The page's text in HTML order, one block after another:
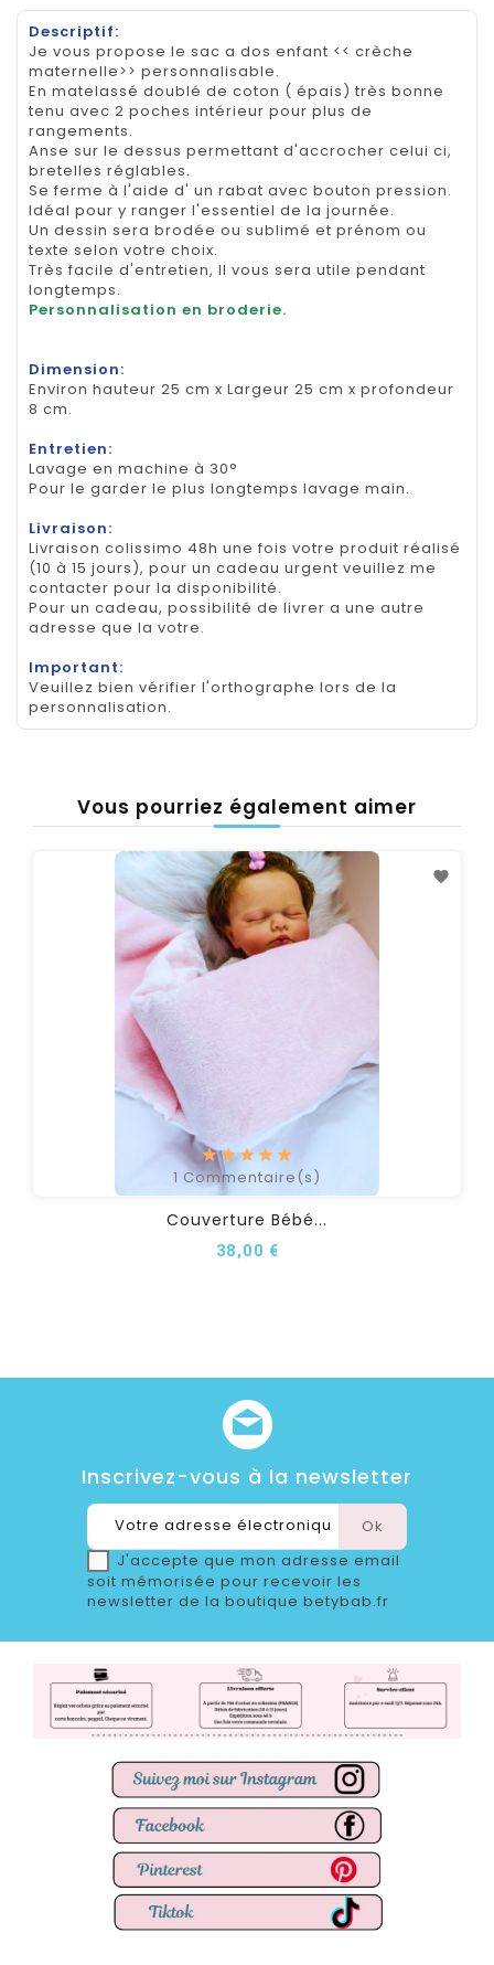
Descriptif:
Je vous propose le sac a dos enfant << crèche
maternelle>> personnalisable.
En matelassé doublé de coton ( épais) très bonne
tenu avec 2 poches intérieur pour plus de
rangements.
Anse sur le dessus permettant d'accrocher celui ci,
bretelles réglables.
Se ferme à l'aide d' un rabat avec bouton pression.
Idéal pour y ranger l'essentiel de la journée.
Un dessin sera brodée ou sublimé et prénom ou
texte selon votre choix.
Très facile d'entretien, Il vous sera utile pendant
longtemps.
Personnalisation en broderie.
Dimension:
Environ hauteur 25 cm x Largeur 25 cm x profondeur
8 cm.
Entretien:
Lavage en machine à 30°
Pour le garder le plus longtemps lavage main.
Livraison:
Livraison colissimo 48h une fois votre produit réalisé
(10 à 15 jours), pour un cadeau urgent veuillez me
contacter pour la disponibilité.
Pour un cadeau, possibilité de livrer a une autre
adresse que la votre.
Important:
Veuillez bien vérifier l'orthographe lors de la
personnalisation.
Vous pourriez également aimer
1 Commentaire(s)
Couverture Bébé...
38,00 €
Inscrivez-vous à la newsletter
J'accepte que mon adresse email
soit mémorisée pour recevoir les
newsletter de la boutique betybab.fr